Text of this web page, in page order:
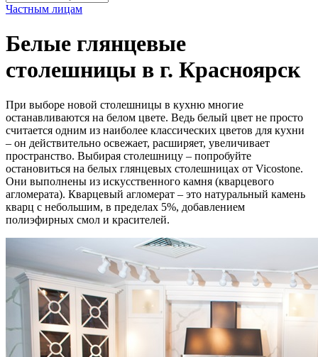
Частным лицам
Белые глянцевые
столешницы в г. Красноярск
При выборе новой столешницы в кухню многие
останавливаются на белом цвете. Ведь белый цвет не просто
считается одним из наиболее классических цветов для кухни
– он действительно освежает, расширяет, увеличивает
пространство. Выбирая столешницу – попробуйте
остановиться на белых глянцевых столешницах от Vicostone.
Они выполнены из искусственного камня (кварцевого
агломерата). Кварцевый агломерат – это натуральный камень
кварц с небольшим, в пределах 5%, добавлением
полиэфирных смол и красителей.